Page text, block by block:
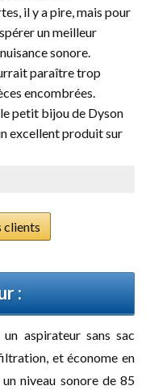
il y a pire, mais pour
un meilleur
sonore.
paraître trop
encombrées.
petit bijou de Dyson
excellent produit sur
clients
:
aspirateur sans sac
et économe en
niveau sonore de 85